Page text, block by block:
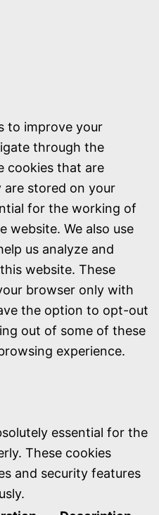
to improve your
through the
cookies that are
are stored on your
for the working of
website. We also use
us analyze and
website. These
browser only with
the option to opt-out
out of some of these
experience.
essential for the
These cookies
and security features